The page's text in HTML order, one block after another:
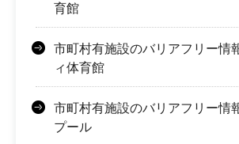
育館
市町村有施設のバリアフリー
ィ体育館
市町村有施設のバリアフリー
プール